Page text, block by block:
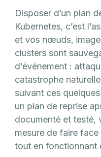
Disposer d’un plan
Kubernetes, c’est
et vos nœuds,
clusters sont
d’événement :
catastrophe
suivant ces
un plan de reprise
documenté et testé,
mesure de faire face
tout en fonctionnant